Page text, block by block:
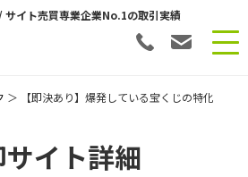
サイト売買専業企業No.1の取引実績
＞ 【即決あり】爆発している宝くじの特化
イト詳細